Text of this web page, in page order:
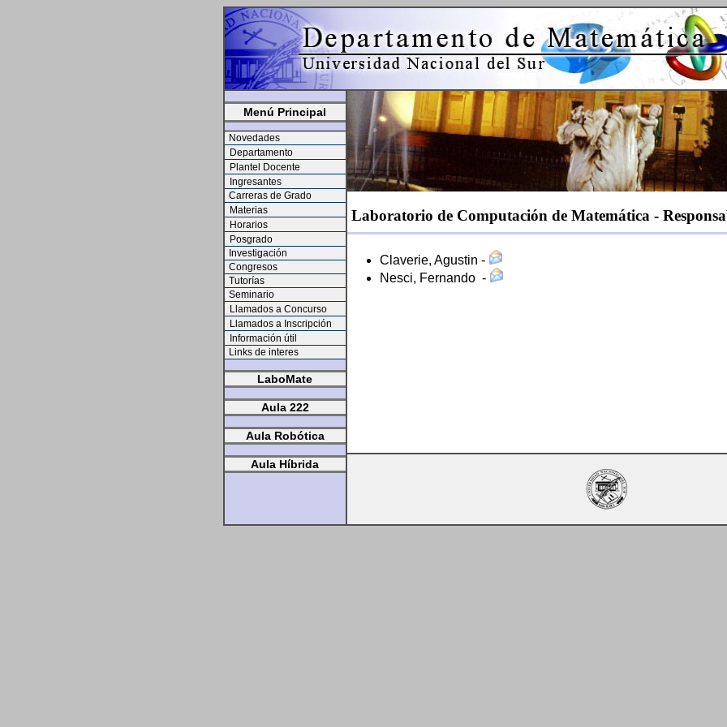
Menú Principal
Novedades
Departamento
Plantel Docente
Ingresantes
Carreras de Grado
Materias
Horarios
Posgrado
Investigación
Congresos
Tutorías
Seminario
Llamados a Concurso
Llamados a Inscripción
Información útil
Links de interes
LaboMate
Aula 222
Aula Robótica
Aula Híbrida
Laboratorio de Computación de Matemática -
Claverie, Agustin -
Nesci, Fernando -